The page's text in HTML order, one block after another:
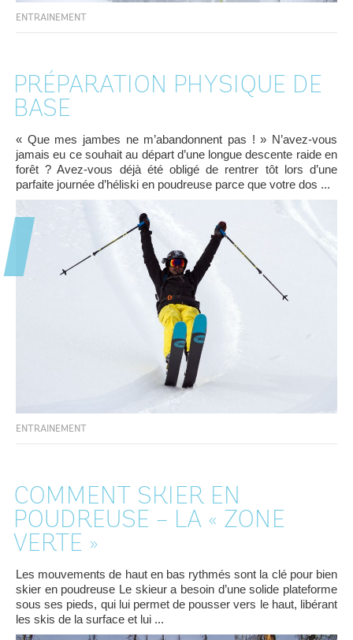
ENTRAINEMENT
PRÉPARATION PHYSIQUE DE
BASE
« Que mes jambes ne m’abandonnent pas ! » N’avez-vous
jamais eu ce souhait au départ d’une longue descente raide en
forêt ? Avez-vous déjà été obligé de rentrer tôt lors d’une
parfaite journée d’héliski en poudreuse parce que votre dos ...
ENTRAINEMENT
COMMENT SKIER EN
POUDREUSE – LA « ZONE
VERTE »
Les mouvements de haut en bas rythmés sont la clé pour bien
skier en poudreuse Le skieur a besoin d’une solide plateforme
sous ses pieds, qui lui permet de pousser vers le haut, libérant
les skis de la surface et lui ...